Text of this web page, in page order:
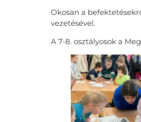
Okosan a
vezetésével.
A 7-8. osztályosok a